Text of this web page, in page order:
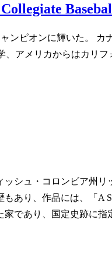
ンピオンに輝いた。
アメリカからはカリ
ッシュ・コロンビア州
り、作品には、「A
であり、国定史跡に指